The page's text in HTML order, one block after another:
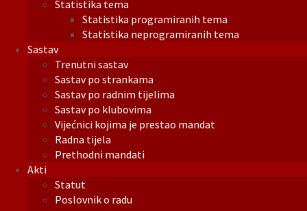
Statistika tema
Statistika programiranih tema
Statistika neprogramiranih tema
Sastav
Trenutni sastav
Sastav po strankama
Sastav po radnim tijelima
Sastav po klubovima
Vijećnici kojima je prestao mandat
Radna tijela
Prethodni mandati
Akti
Statut
Poslovnik o radu